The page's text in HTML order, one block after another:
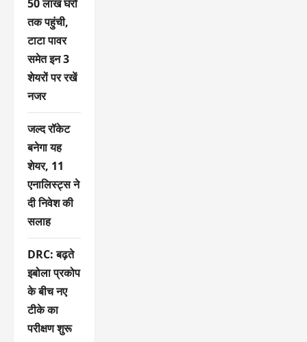
50 लाख घरों
तक पहुंची,
टाटा पावर
समेत इन 3
शेयरों पर रखें
नजर
जल्द रॉकेट
बनेगा यह
शेयर, 11
एनालिस्ट्स ने
दी निवेश की
सलाह
DRC: बढ़ते
इबोला प्रकोप
के बीच नए
टीके का
परीक्षण शुरू